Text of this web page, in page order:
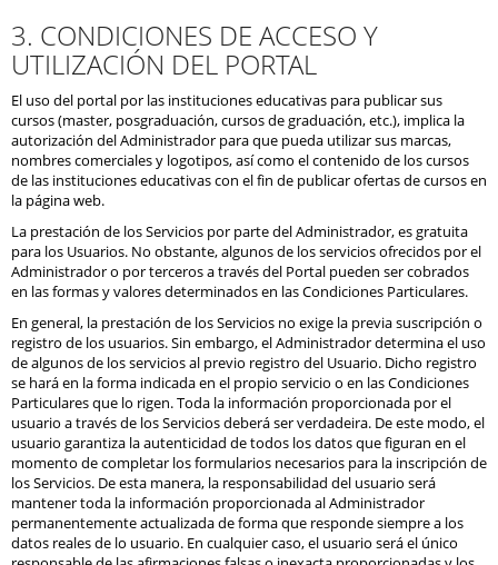
3. CONDICIONES DE ACCESO Y
UTILIZACIÓN DEL PORTAL
El uso del portal por las instituciones educativas para publicar sus
cursos (master, posgraduación, cursos de graduación, etc.), implica la
autorización del Administrador para que pueda utilizar sus marcas,
nombres comerciales y logotipos, así como el contenido de los cursos
de las instituciones educativas con el fin de publicar ofertas de cursos en
la página web.
La prestación de los Servicios por parte del Administrador, es gratuita
para los Usuarios. No obstante, algunos de los servicios ofrecidos por el
Administrador o por terceros a través del Portal pueden ser cobrados
en las formas y valores determinados en las Condiciones Particulares.
En general, la prestación de los Servicios no exige la previa suscripción o
registro de los usuarios. Sin embargo, el Administrador determina el uso
de algunos de los servicios al previo registro del Usuario. Dicho registro
se hará en la forma indicada en el propio servicio o en las Condiciones
Particulares que lo rigen. Toda la información proporcionada por el
usuario a través de los Servicios deberá ser verdadeira. De este modo, el
usuario garantiza la autenticidad de todos los datos que figuran en el
momento de completar los formularios necesarios para la inscripción de
los Servicios. De esta manera, la responsabilidad del usuario será
mantener toda la información proporcionada al Administrador
permanentemente actualizada de forma que responde siempre a los
datos reales de lo usuario. En cualquier caso, el usuario será el único